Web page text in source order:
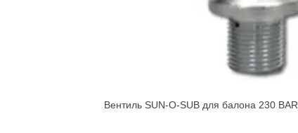
Вентиль SUN-O-SUB для балона 230 BAR